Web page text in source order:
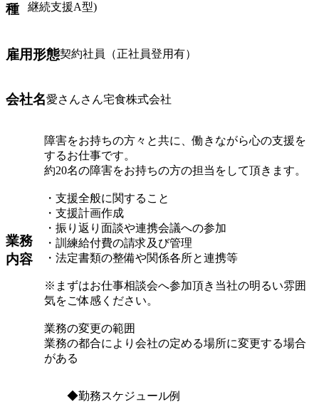
種
継続支援A型)
雇用形態契約社員（正社員登用有）
会社名愛さんさん宅食株式会社
業務
内容
障害をお持ちの方々と共に、働きながら心の支援を
するお仕事です。
約20名の障害をお持ちの方の担当をして頂きます。
・支援全般に関すること
・支援計画作成
・振り返り面談や連携会議への参加
・訓練給付費の請求及び管理
・法定書類の整備や関係各所と連携等
※まずはお仕事相談会へ参加頂き当社の明るい雰囲
気をご体感ください。
業務の変更の範囲
業務の都合により会社の定める場所に変更する場合
がある
◆勤務スケジュール例